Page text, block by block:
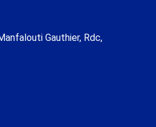
Gauthier, Rdc,